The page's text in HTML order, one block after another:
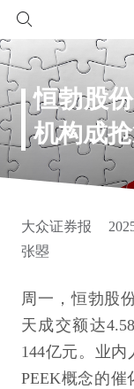
恒勃股
机构成
大众证券报
张曌
周一，恒勃股
天成交额达
144亿元。业
PEEK概念的